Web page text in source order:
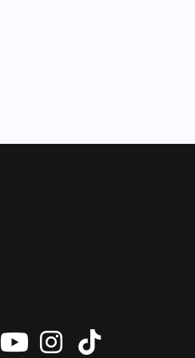
X vanInstagram
Tiktok